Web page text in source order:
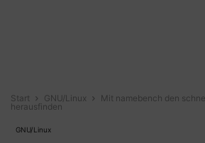
Start GNU/Linux
Mit namebench den
herausfinden
GNU/Linux